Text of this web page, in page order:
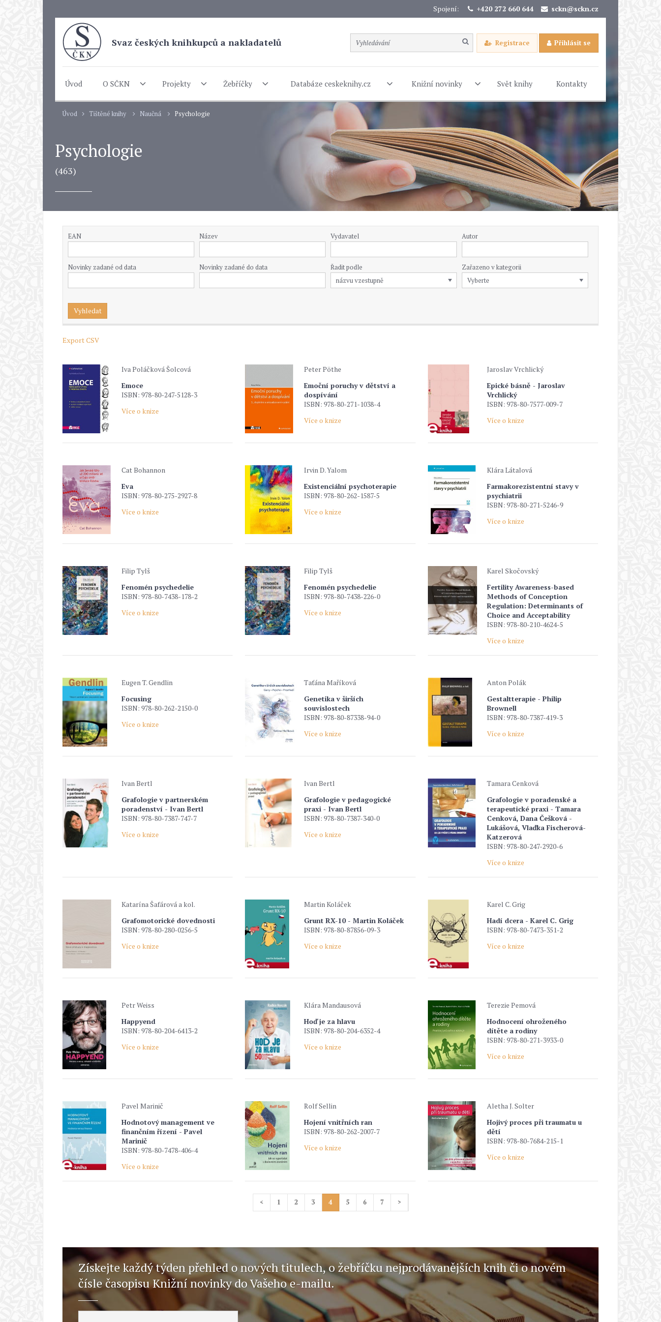
Spojení: +420 272 660 644 sckn@sckn.cz
Svaz českých knihkupců a nakladatelů Registrace Přihlásit se
Úvod O SČKN Projekty Žebříčky Databáze ceskeknihy.cz Knižní novinky Svět knihy Kontakty
Úvod Tištěné knihy Naučná Psychologie
Psychologie
(463)
EAN Název Vydavatel Autor
Novinky zadané od data Novinky zadané do data Řadit podle Zařazeno v kategorii
Export CSV
Iva Poláčková Šolcová
Emoce
ISBN: 978-80-247-5128-3
Více o knize
Peter Pöthe
Emoční poruchy v dětství a
dospívání
ISBN: 978-80-271-1038-4
Více o knize
Jaroslav Vrchlický
Epické básně - Jaroslav
Vrchlický
ISBN: 978-80-7577-009-7
Více o knize
Cat Bohannon
Eva
ISBN: 978-80-275-2927-8
Více o knize
Irvin D. Yalom
Existenciální psychoterapie
ISBN: 978-80-262-1587-5
Více o knize
Klára Látalová
Farmakorezistentní stavy v
psychiatrii
ISBN: 978-80-271-5246-9
Více o knize
Filip Tylš
Fenomén psychedelie
ISBN: 978-80-7438-178-2
Více o knize
Filip Tylš
Fenomén psychedelie
ISBN: 978-80-7438-226-0
Více o knize
Karel Skočovský
Fertility Awareness-based
Methods of Conception
Regulation: Determinants of
Choice and Acceptability
ISBN: 978-80-210-4624-5
Více o knize
Eugen T. Gendlin
Focusing
ISBN: 978-80-262-2150-0
Více o knize
Taťána Maříková
Genetika v širších
souvislostech
ISBN: 978-80-87338-94-0
Více o knize
Anton Polák
Gestaltterapie - Philip
Brownell
ISBN: 978-80-7387-419-3
Více o knize
Ivan Bertl
Grafologie v partnerském
poradenství - Ivan Bertl
ISBN: 978-80-7387-747-7
Více o knize
Ivan Bertl
Grafologie v pedagogické
praxi - Ivan Bertl
ISBN: 978-80-7387-340-0
Více o knize
Tamara Cenková
Grafologie v poradenské a
terapeutické praxi - Tamara
Cenková, Dana Češková -
Lukášová, Vlaďka Fischerová-
Katzerová
ISBN: 978-80-247-2920-6
Více o knize
Katarína Šafárová a kol.
Grafomotorické dovednosti
ISBN: 978-80-280-0256-5
Více o knize
Martin Koláček
Grunt RX-10 - Martin Koláček
ISBN: 978-80-87856-09-3
Více o knize
Karel C. Grig
Hadí dcera - Karel C. Grig
ISBN: 978-80-7473-351-2
Více o knize
Petr Weiss
Happyend
ISBN: 978-80-204-6413-2
Více o knize
Klára Mandausová
Hoď je za hlavu
ISBN: 978-80-204-6352-4
Více o knize
Terezie Pemová
Hodnocení ohroženého
dítěte a rodiny
ISBN: 978-80-271-3933-0
Více o knize
Pavel Marinič
Hodnotový management ve
finančním řízení - Pavel
Marinič
ISBN: 978-80-7478-406-4
Více o knize
Rolf Sellin
Hojení vnitřních ran
ISBN: 978-80-262-2007-7
Více o knize
Aletha J. Solter
Hojivý proces při traumatu u
dětí
ISBN: 978-80-7684-215-1
Více o knize
< 1 2 3 4 5 6 7 >
Získejte každý týden přehled o nových titulech, o žebříčku nejprodávanějších knih či o novém
čísle časopisu Knižní novinky do Vašeho e-mailu.